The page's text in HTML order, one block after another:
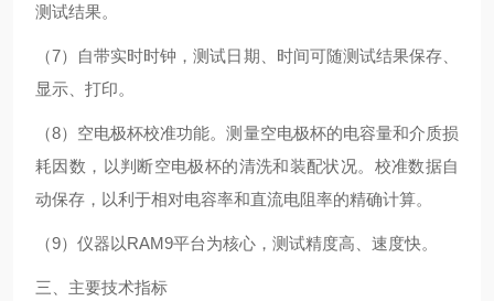
测试结果。
（7）自带实时时钟，测试日期、时间可随测试结果保存、
显示、打印。
（8）空电极杯校准功能。测量空电极杯的电容量和介质损
耗因数，以判断空电极杯的清洗和装配状况。校准数据自
动保存，以利于相对电容率和直流电阻率的精确计算。
（9）仪器以RAM9平台为核心，测试精度高、速度快。
三、主要技术指标